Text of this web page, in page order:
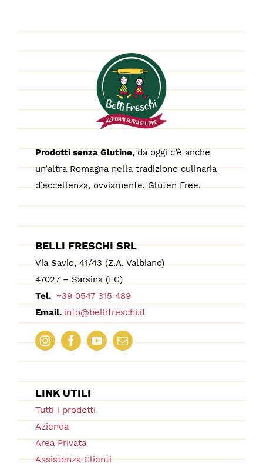
€6.99
Prodotti senza Glutine, da oggi c’è anche
un’altra Romagna nella tradizione culinaria
d’eccellenza, ovviamente, Gluten Free.
BELLI FRESCHI SRL
Via Savio, 41/43 (Z.A. Valbiano)
47027 – Sarsina (FC)
Tel. +39 0547 315 489
Email. info@bellifreschi.it
LINK UTILI
Tutti i prodotti
Azienda
Area Privata
Assistenza Clienti